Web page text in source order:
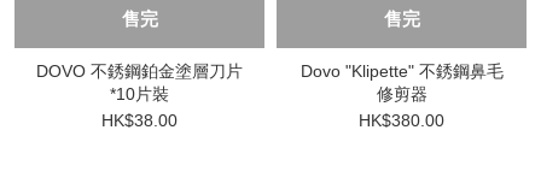
售完
DOVO 不銹鋼鉑金塗層刀片
*10片裝
HK$38.00
售完
Dovo "Klipette" 不銹鋼鼻毛
修剪器
HK$380.00